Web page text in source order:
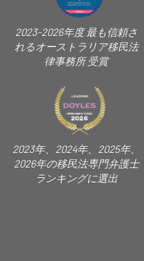
2023-2026年度 最も信頼さ
れるオーストラリア移民法
律事務所 受賞
2023年、2024年、2025年、
2026年の移民法専門弁護士
ランキングに選出